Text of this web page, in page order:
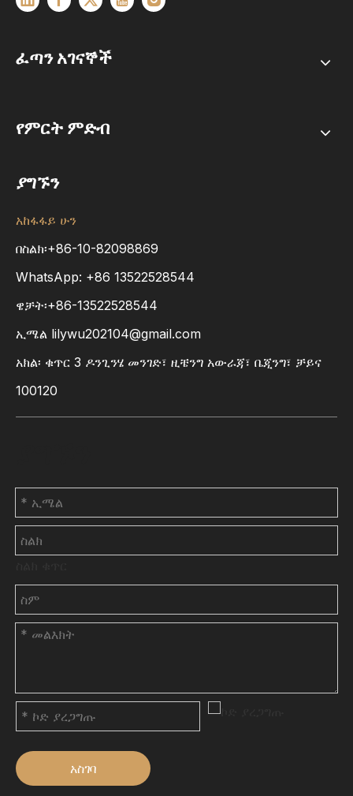
ፈጣን አገናኞች
የምርት ምድብ
ያግኙን
አከፋፋይ ሁን
በስልክ፡+86-10-82098869
WhatsApp: +86 13522528544
ዌቻት፡+86-13522528544
ኢሜል lilywu202104@gmail.com
አክል፡ ቁጥር 3 ዶንጊንሄ መንገድ፣ ዚቼንግ አውራጃ፣ ቤጂንግ፣ ቻይና
100120
አስገባ